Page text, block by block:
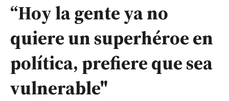
“Hoy la gente ya no
quiere un superhéroe en
política, prefiere que sea
vulnerable"